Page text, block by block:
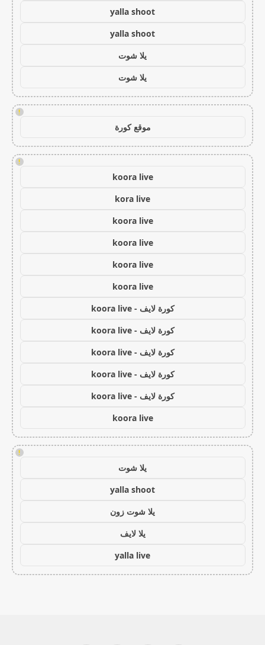
yalla shoot
yalla shoot
يلا شوت
يلا شوت
!
موقع كورة
!
koora live
kora live
koora live
koora live
koora live
koora live
كورة لايف - koora live
كورة لايف - koora live
كورة لايف - koora live
كورة لايف - koora live
كورة لايف - koora live
koora live
!
يلا شوت
yalla shoot
يلا شوت زون
يلا لايف
yalla live